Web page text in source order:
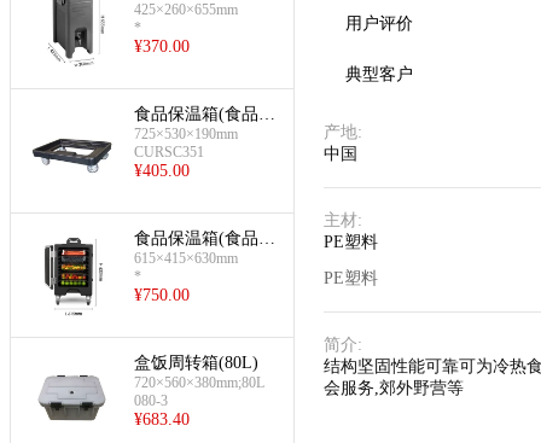
425×260×655mm
*
¥370.00
食品保温箱(食品保
温箱车)
725×530×190mm
CURSC351
¥405.00
食品保温箱(食品保
温箱(带轮))
615×415×630mm
*
¥750.00
盒饭周转箱(80L)
720×560×380mm;80L
080-3
¥683.40
用户评价
典型客户
产地:
中国
主材:
PE塑料
PE塑料
简介:
结构坚固性能可靠可为冷热
会服务,郊外野营等